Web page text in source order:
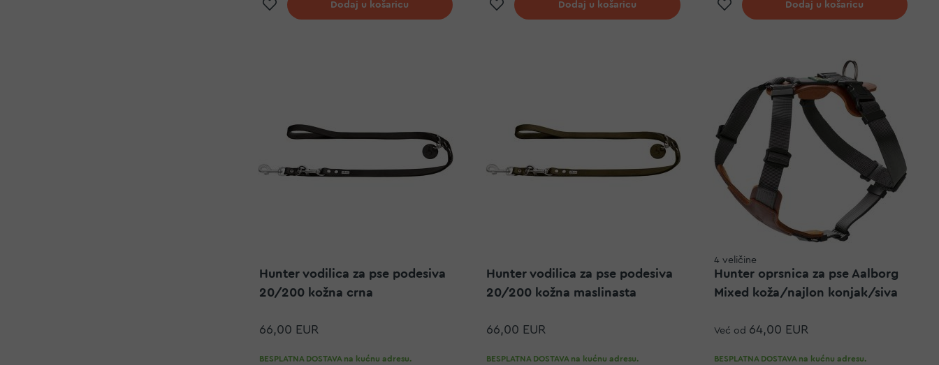
Dodaj u košaricu Dodaj u košaricu Dodaj u košaricu
Hunter vodilica za pse podesiva
20/200 kožna crna
66,00 EUR
BESPLATNA DOSTAVA na kućnu adresu.
Hunter vodilica za pse podesiva
20/200 kožna maslinasta
66,00 EUR
BESPLATNA DOSTAVA na kućnu adresu.
4 veličine
Hunter oprsnica za pse Aalborg
Mixed koža/najlon konjak/siva
Već od 64,00 EUR
BESPLATNA DOSTAVA na kućnu adresu.